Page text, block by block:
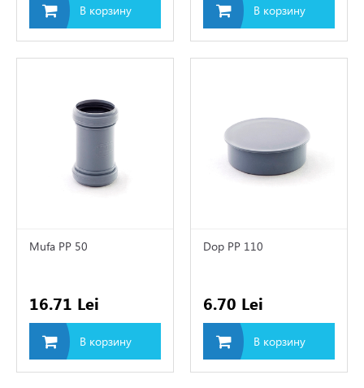
В корзину В корзину
Mufa PP 50
16.71 Lei
В корзину
Dop PP 110
6.70 Lei
В корзину